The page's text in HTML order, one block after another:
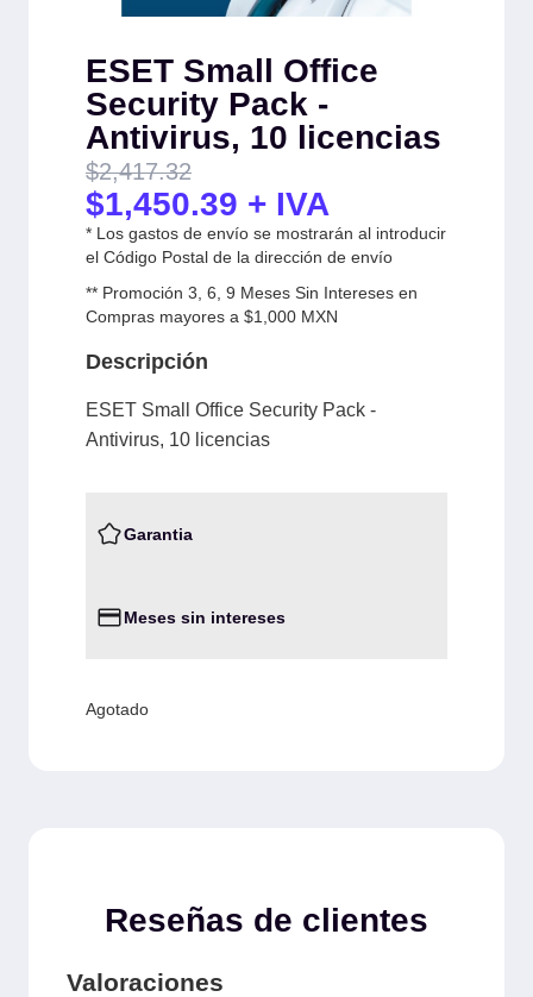
ESET Small Office
Security Pack -
Antivirus, 10 licencias
$2,417.32
$1,450.39 + IVA
* Los gastos de envío se mostrarán al introducir
el Código Postal de la dirección de envío
** Promoción 3, 6, 9 Meses Sin Intereses en
Compras mayores a $1,000 MXN
Descripción
ESET Small Office Security Pack -
Antivirus, 10 licencias
Garantia
Meses sin intereses
Agotado
Reseñas de clientes
Valoraciones